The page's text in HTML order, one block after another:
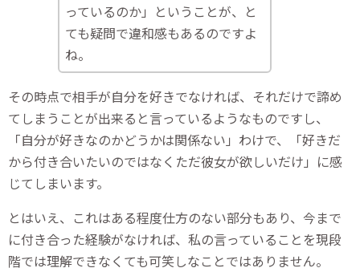
っているのか」ということが、と
ても疑問で違和感もあるのですよ
ね。
その時点で相手が自分を好きでなければ、それだけで諦め
てしまうことが出来ると言っているようなものですし、
「自分が好きなのかどうかは関係ない」わけで、「好きだ
から付き合いたいのではなくただ彼女が欲しいだけ」に感
じてしまいます。
とはいえ、これはある程度仕方のない部分もあり、今まで
に付き合った経験がなければ、私の言っていることを現段
階では理解できなくても可笑しなことではありません。